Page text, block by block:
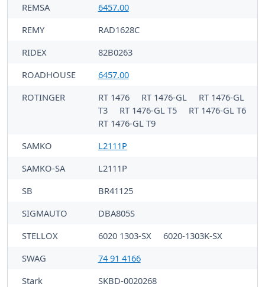
REMSA
6457.00
REMY
RAD1628C
RIDEX
82B0263
ROADHOUSE
6457.00
ROTINGER
RT 1476 RT 1476-GL
RT 1476-GL
T3
RT 1476-GL T5
RT 1476-GL T6
RT 1476-GL T9
SAMKO
L2111P
SAMKO-SA
L2111P
SB
BR41125
SIGMAUTO
DBA805S
STELLOX
6020 1303-SX
6020-1303K-SX
SWAG
74 91 4166
Stark
SKBD-0020268